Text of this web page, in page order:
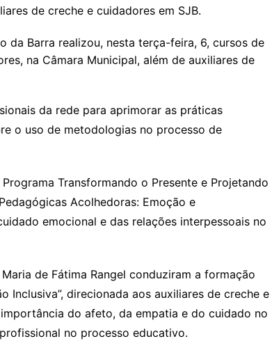
de creche e cuidadores em SJB.
da Barra realizou, nesta terça-feira, 6, cursos de
na Câmara Municipal, além de auxiliares de
da rede para aprimorar as práticas
o uso de metodologias no processo de
Transformando o Presente e Projetando
Acolhedoras: Emoção e
emocional e das relações interpessoais no
de Fátima Rangel conduziram a formação
Inclusiva”, direcionada aos auxiliares de creche e
do afeto, da empatia e do cuidado no
no processo educativo.